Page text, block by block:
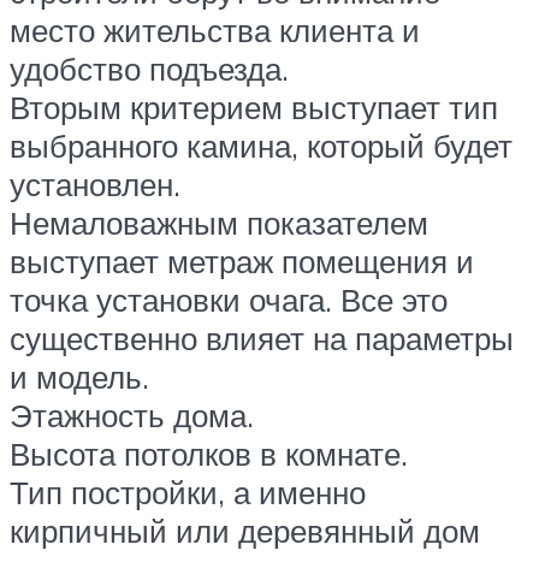
место жительства клиента и
удобство подъезда.
Вторым критерием выступает тип
выбранного камина, который будет
установлен.
Немаловажным показателем
выступает метраж помещения и
точка установки очага. Все это
существенно влияет на параметры
и модель.
Этажность дома.
Высота потолков в комнате.
Тип постройки, а именно
кирпичный или деревянный дом